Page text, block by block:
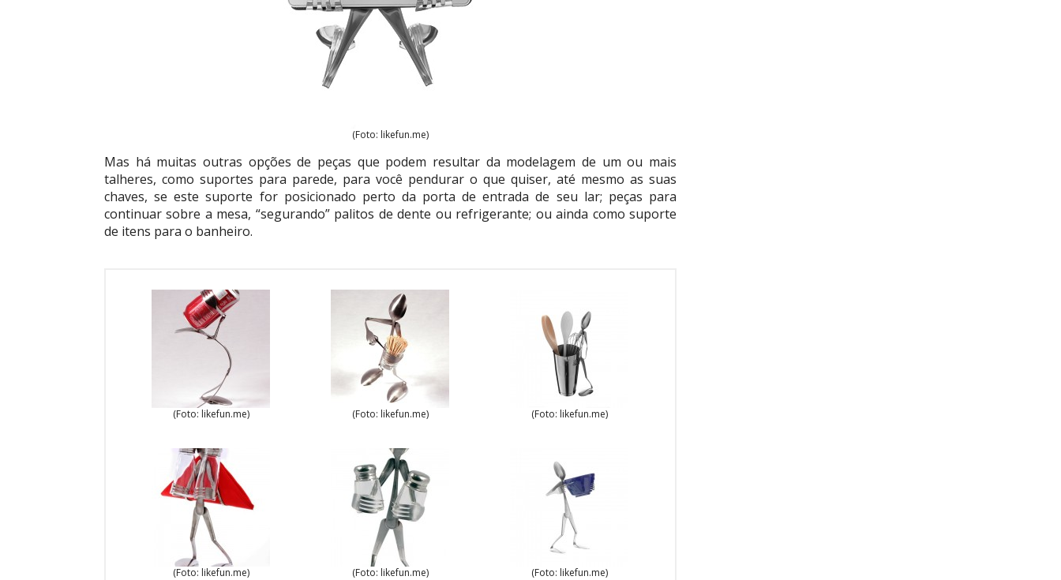
(Foto: likefun.me)
Mas há muitas outras opções de peças que podem resultar da modelagem de um ou mais
talheres, como suportes para parede, para você pendurar o que quiser, até mesmo as suas
chaves, se este suporte for posicionado perto da porta de entrada de seu lar; peças para
continuar sobre a mesa, “segurando” palitos de dente ou refrigerante; ou ainda como suporte
de itens para o banheiro.
(Foto: likefun.me) (Foto: likefun.me) (Foto: likefun.me)
(Foto: likefun.me) (Foto: likefun.me) (Foto: likefun.me)